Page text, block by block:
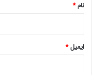
نام*
ایمیل*